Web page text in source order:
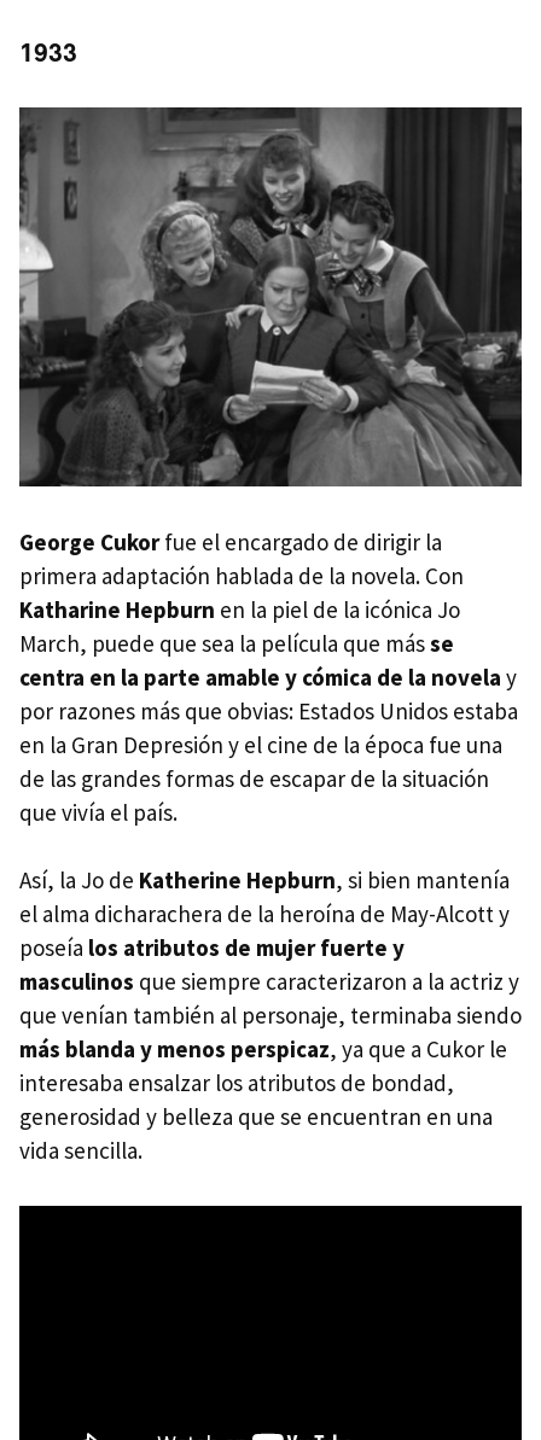
1933
George Cukorfue el encargado de dirigir la
primera adaptación hablada de la novela. Con
Katharine Hepburn en la piel de la icónica Jo
March, puede que sea la película que másse
centra en la parte amable y cómica de la novela y
por razones más que obvias: Estados Unidos estaba
en la Gran Depresión y el cine de la época fue una
de las grandes formas de escapar de la situación
que vivía el país.
Así, la Jo de Katherine Hepburn, si bien mantenía
el alma dicharachera de la heroína de May-Alcott y
poseía los atributos de mujer fuerte y
masculinos que siempre caracterizaron a la actriz y
que venían también al personaje, terminaba siendo
más blanda y menos perspicaz, ya que a Cukor le
interesaba ensalzar los atributos de bondad,
generosidad y belleza que se encuentran en una
vida sencilla.